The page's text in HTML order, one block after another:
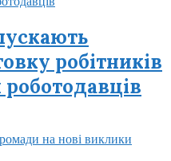
робітників